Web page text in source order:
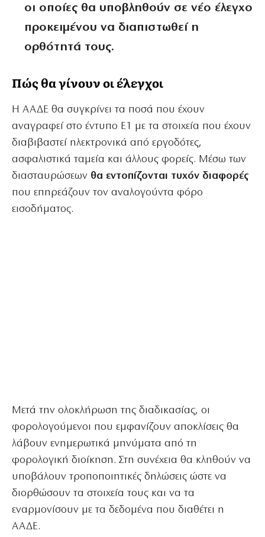
οι οποίες θα υποβληθούν σε νέο έλεγχο
προκειμένου να διαπιστωθεί η
ορθότητά τους.
Πώς θα γίνουν οι έλεγχοι
Η ΑΑΔΕ θα συγκρίνει τα ποσά που έχουν
αναγραφεί στο έντυπο Ε1 με τα στοιχεία που έχουν
διαβιβαστεί ηλεκτρονικά από εργοδότες,
ασφαλιστικά ταμεία και άλλους φορείς. Μέσω των
διασταυρώσεων θα εντοπίζονται τυχόν διαφορές
που επηρεάζουν τον αναλογούντα φόρο
εισοδήματος.
Μετά την ολοκλήρωση της διαδικασίας, οι
φορολογούμενοι που εμφανίζουν αποκλίσεις θα
λάβουν ενημερωτικά μηνύματα από τη
φορολογική διοίκηση. Στη συνέχεια θα κληθούν να
υποβάλουν τροποποιητικές δηλώσεις ώστε να
διορθώσουν τα στοιχεία τους και να τα
εναρμονίσουν με τα δεδομένα που διαθέτει η
ΑΑΔΕ.